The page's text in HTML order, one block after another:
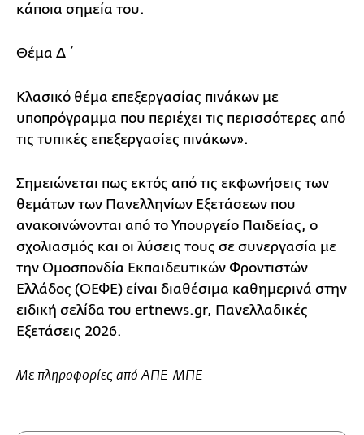
κάποια σημεία του.
Θέμα Δ΄
Κλασικό θέμα επεξεργασίας πινάκων με
υποπρόγραμμα που περιέχει τις περισσότερες από
τις τυπικές επεξεργασίες πινάκων».
Σημειώνεται πως εκτός από τις εκφωνήσεις των
θεμάτων των Πανελληνίων Εξετάσεων που
ανακοινώνονται από το Υπουργείο Παιδείας, ο
σχολιασμός και οι λύσεις τους σε συνεργασία με
την Ομοσπονδία Εκπαιδευτικών Φροντιστών
Ελλάδος (ΟΕΦΕ) είναι διαθέσιμα καθημερινά στην
ειδική σελίδα του ertnews.gr, Πανελλαδικές
Εξετάσεις 2026.
Με πληροφορίες από ΑΠΕ-ΜΠΕ